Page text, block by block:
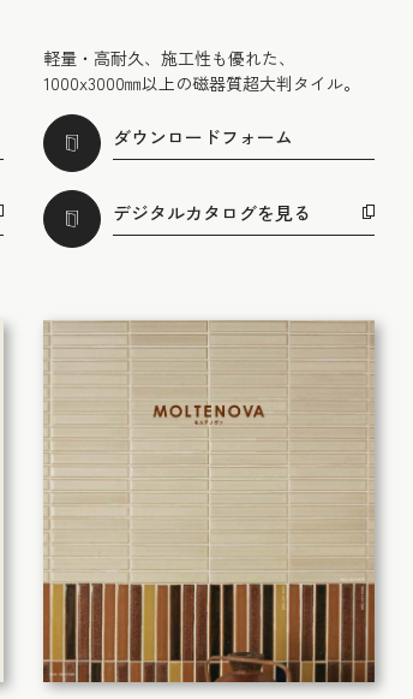
軽量・高耐久、施工性も優れた、
1000x3000㎜以上の磁器質超大判タイル。
ダウンロードフォーム
デジタルカタログを見る